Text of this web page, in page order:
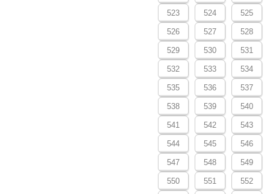
523 524 525
526 527 528
529 530 531
532 533 534
535 536 537
538 539 540
541 542 543
544 545 546
547 548 549
550 551 552